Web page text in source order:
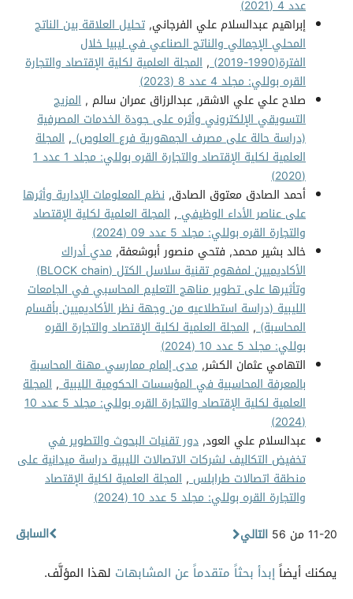
عدد 4 (2021)
إبراهيم عبدالسلام علي الفرجاني, تحليل العلاقة بين الناتج
المحلي الإجمالي والناتج الصناعي في ليبيا خلال
الفترة(1990-2019)
, المجلة العلمية لكلية الإقتصاد والتجارة
القره بوللي: مجلد 4 عدد 8 (2023)
صلاح علي علي الاشقر, عبدالرزاق عمران سالم , المزيج
التسويقي الإلكتروني وأثره على جودة الخدمات المصرفية
(دراسة حالة على مصرف الجمهورية فرع العلوص), المجلة
العلمية لكلية الإقتصاد والتجارة القره بوللي: مجلد 1 عدد 1
(2020)
أحمد الصادق معتوق الصادق, نظم المعلومات الإدارية وأثرها
على عناصر الأداء الوظيفي, المجلة العلمية لكلية الإقتصاد
والتجارة القره بوللي: مجلد 5 عدد 09 (2024)
خالد بشير محمد, فتحي منصور أبوشعفة, مدي أدراك
الأكاديميين لمفهوم تقنية سلاسل الكتل (BLOCK chain)
وتأثيرها على تطوير مناهج التعليم المحاسبي في الجامعات
الليبية (دراسة استطلاعيه من وجهة نظر الأكاديميين بأقسام
المحاسبة), المجلة العلمية لكلية الإقتصاد والتجارة القره
بوللي: مجلد 5 عدد 10 (2024)
التهامي عثمان الكشر, مدى إلمام ممارسي مهنة المحاسبة
بالمعرفة المحاسبية في المؤسسات الحكومية الليبية, المجلة
العلمية لكلية الإقتصاد والتجارة القره بوللي: مجلد 5 عدد 10
(2024)
عبدالسلام علي العود, دور تقنيات البحوث والتطوير في
تخفيض التكاليف لشركات الاتصالات الليبية دراسة ميدانية على
منطقة اتصالات طرابلس, المجلة العلمية لكلية الإقتصاد
والتجارة القره بوللي: مجلد 5 عدد 10 (2024)
السابق
11-20 من 56 التالي
يمكنك أيضاًإبدأ بحثاً متقدماً عن المشابهات لهذا المؤلَّف.